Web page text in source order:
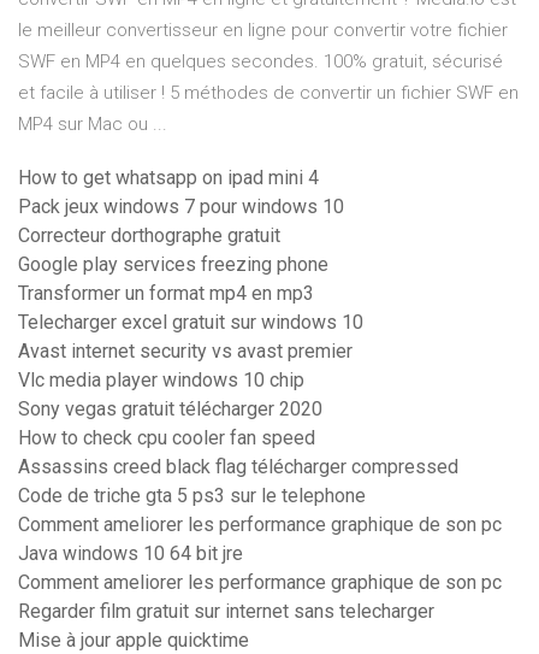
le meilleur convertisseur en ligne pour convertir votre fichier
SWF en MP4 en quelques secondes. 100% gratuit, sécurisé
et facile à utiliser ! 5 méthodes de convertir un fichier SWF en
MP4 sur Mac ou ...
How to get whatsapp on ipad mini 4
Pack jeux windows 7 pour windows 10
Correcteur dorthographe gratuit
Google play services freezing phone
Transformer un format mp4 en mp3
Telecharger excel gratuit sur windows 10
Avast internet security vs avast premier
Vlc media player windows 10 chip
Sony vegas gratuit télécharger 2020
How to check cpu cooler fan speed
Assassins creed black flag télécharger compressed
Code de triche gta 5 ps3 sur le telephone
Comment ameliorer les performance graphique de son pc
Java windows 10 64 bit jre
Comment ameliorer les performance graphique de son pc
Regarder film gratuit sur internet sans telecharger
Mise à jour apple quicktime